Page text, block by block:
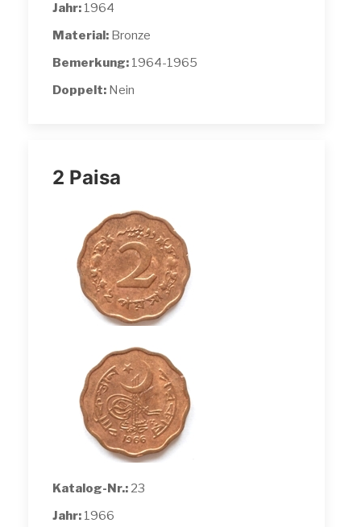
Jahr: 1964
Material: Bronze
Bemerkung: 1964-1965
Doppelt: Nein
2 Paisa
Katalog-Nr.: 23
Jahr: 1966